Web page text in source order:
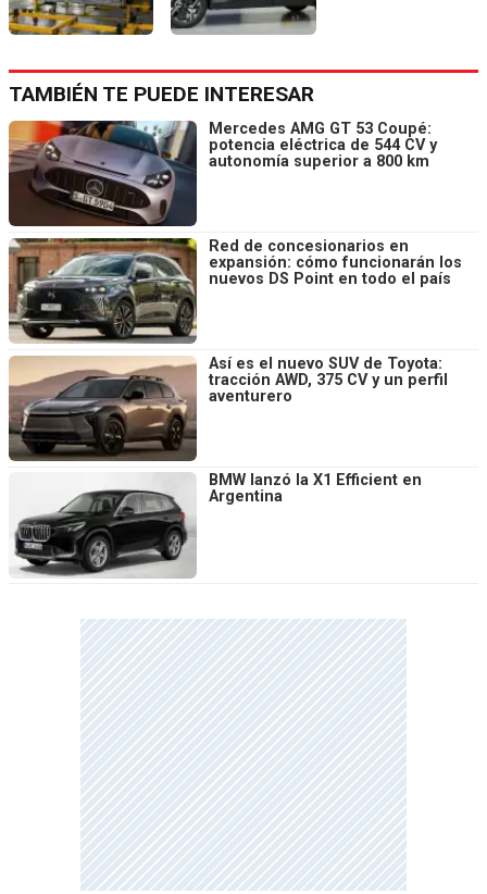
TAMBIÉN TE PUEDE INTERESAR
Mercedes AMG GT 53 Coupé:
potencia eléctrica de 544 CV y
autonomía superior a 800 km
Red de concesionarios en
expansión: cómo funcionarán los
nuevos DS Point en todo el país
Así es el nuevo SUV de Toyota:
tracción AWD, 375 CV y un perfil
aventurero
BMW lanzó la X1 Efficient en
Argentina